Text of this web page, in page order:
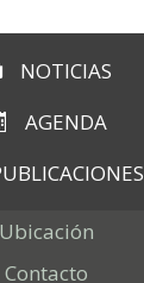
NOTICIAS
AGENDA
Ubicación
Contacto